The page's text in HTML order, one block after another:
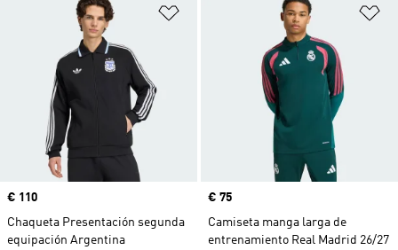
Añadir a la lista de deseos
Precio
€ 110
Chaqueta Presentación segunda
equipación Argentina
Precio
€ 75
Camiseta manga larga de
entrenamiento Real Madrid 26/27